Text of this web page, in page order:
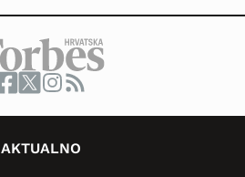
AKTUALNO